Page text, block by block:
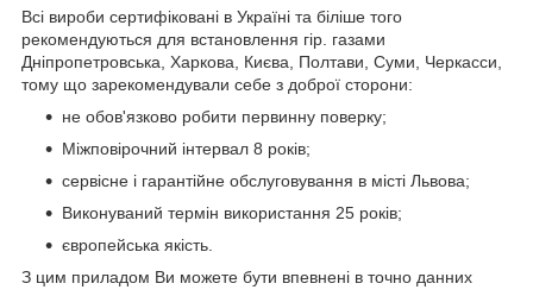
Всі вироби сертифіковані в Україні та біліше того
рекомендуються для встановлення гір. газами
Дніпропетровська, Харкова, Києва, Полтави, Суми, Черкасси,
тому що зарекомендували себе з доброї сторони:
не обов'язково робити первинну поверку;
Міжповірочний інтервал 8 років;
сервісне і гарантійне обслуговування в місті Львова;
Виконуваний термін використання 25 років;
європейська якість.
З цим приладом Ви можете бути впевнені в точно данних